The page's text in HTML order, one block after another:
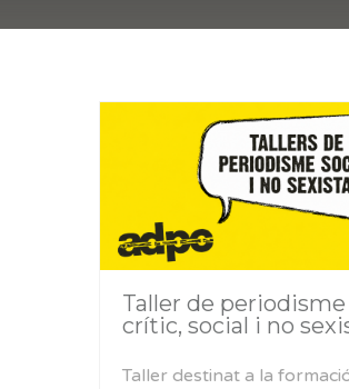
Taller de periodisme
crític, social i no
Taller destinat a la